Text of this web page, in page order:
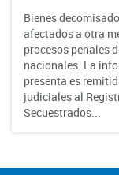
Bienes
afectados a otra
procesos penales
nacionales. La
presenta es
judiciales al
Secuestrados...